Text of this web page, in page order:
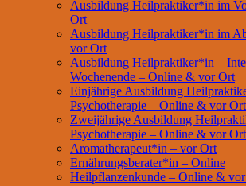
Ausbildung Heilpraktiker*in im
Ort
Ausbildung Heilpraktiker*in im
vor Ort
Ausbildung Heilpraktiker*in –
Wochenende – Online & vor Ort
Einjährige Ausbildung
Psychotherapie – Online & vor Ort
Zweijährige Ausbildung
Psychotherapie – Online & vor Ort
Aromatherapeut*in – vor Ort
Ernährungsberater*in – Online
Heilpflanzenkunde – Online &